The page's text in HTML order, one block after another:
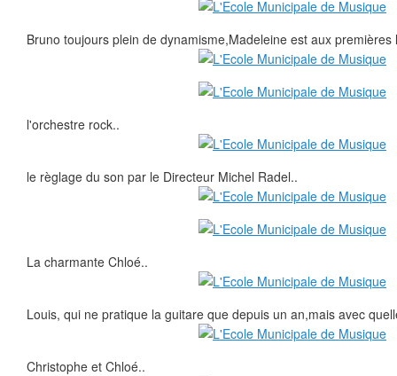
Bruno toujours plein de dynamisme,Madeleine est aux premières
l'orchestre rock..
le règlage du son par le Directeur Michel Radel..
La charmante Chloé..
Louis, qui ne pratique la guitare que depuis un an,mais avec
Christophe et Chloé..